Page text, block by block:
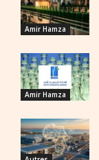
Amir Hamza
Amir Hamza